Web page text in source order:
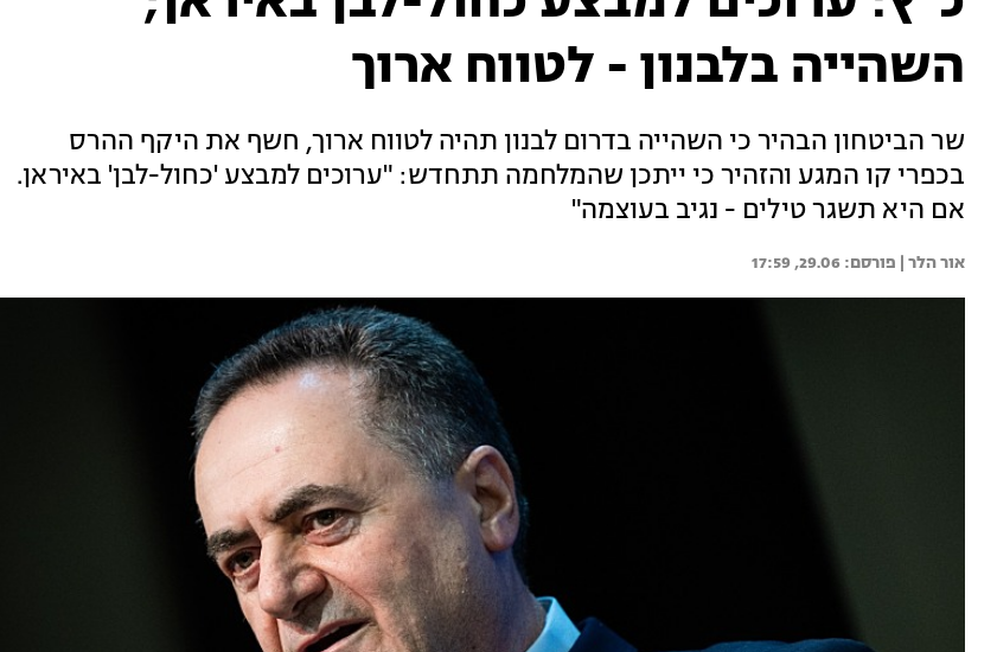
השהייה בלבנון - לטווח ארוך
שר הביטחון הבהיר כי השהייה בדרום לבנון תהיה לטווח ארוך, חשף את היקף ההרס
בכפרי קו המגע והזהיר כי ייתכן שהמלחמה תתחדש: "ערוכים למבצע 'כחול-לבן' באיראן.
אם היא תשגר טילים - נגיב בעוצמה"
אור הלר | 29.06, 17:59